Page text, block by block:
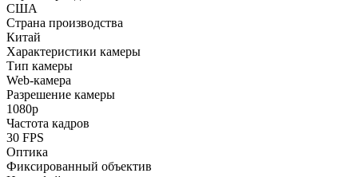
США
Страна производства
Китай
Характеристики камеры
Тип камеры
Web-камера
Разрешение камеры
1080p
Частота кадров
30 FPS
Оптика
Фиксированный объектив